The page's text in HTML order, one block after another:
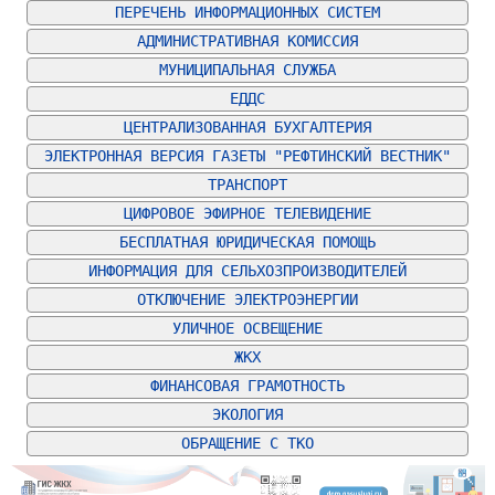
ПЕРЕЧЕНЬ ИНФОРМАЦИОННЫХ СИСТЕМ
АДМИНИСТРАТИВНАЯ КОМИССИЯ
МУНИЦИПАЛЬНАЯ СЛУЖБА
ЕДДС
ЦЕНТРАЛИЗОВАННАЯ БУХГАЛТЕРИЯ
ЭЛЕКТРОННАЯ ВЕРСИЯ ГАЗЕТЫ "РЕФТИНСКИЙ ВЕСТНИК"
ТРАНСПОРТ
ЦИФРОВОЕ ЭФИРНОЕ ТЕЛЕВИДЕНИЕ
БЕСПЛАТНАЯ ЮРИДИЧЕСКАЯ ПОМОЩЬ
ИНФОРМАЦИЯ ДЛЯ СЕЛЬХОЗПРОИЗВОДИТЕЛЕЙ
ОТКЛЮЧЕНИЕ ЭЛЕКТРОЭНЕРГИИ
УЛИЧНОЕ ОСВЕЩЕНИЕ
ЖКХ
ФИНАНСОВАЯ ГРАМОТНОСТЬ
ЭКОЛОГИЯ
ОБРАЩЕНИЕ С ТКО